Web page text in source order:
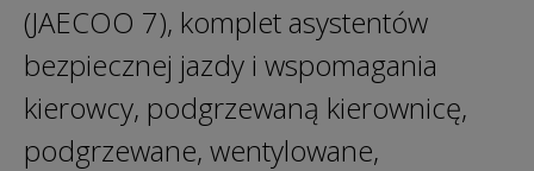
(JAECOO 7), komplet asystentów
bezpiecznej jazdy i wspomagania
kierowcy, podgrzewaną kierownicę,
podgrzewane, wentylowane,